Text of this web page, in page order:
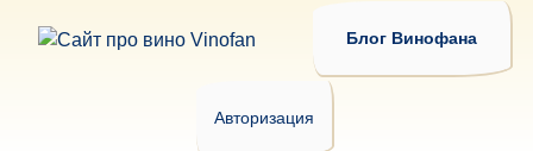
Блог Винофана
Авторизация